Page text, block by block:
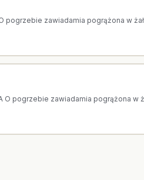
pogrzebie zawiadamia pogrążona w
pogrzebie zawiadamia pogrążona